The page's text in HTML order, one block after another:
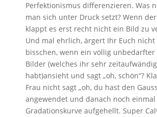
Perfektionismus differenzieren. Was
man sich unter Druck setzt? Wenn
klappt es erst recht nicht ein Bild zu
Und mal ehrlich, ärgert Ihr Euch
bisschen, wenn ein völlig
Bilder (welches ihr sehr
habt)ansieht und sagt „oh, schön“?
Frau nicht sagt „oh, du hast den
angewendet und danach noch
Gradationskurve aufgehellt. Super